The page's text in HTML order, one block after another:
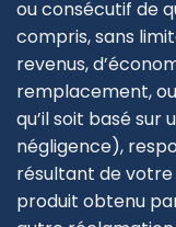
ou consécutif de
compris, sans
revenus,
remplacement,
qu’il soit basé
négligence),
résultant de votre
produit obtenu